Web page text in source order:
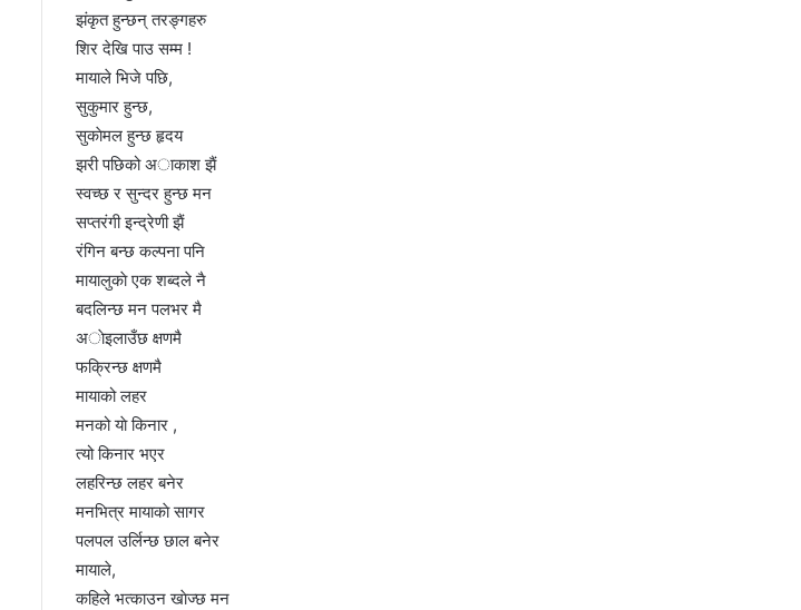
झंकृत हुन्छन् तरङ्गहरु
शिर देखि पाउ सम्म !
मायाले भिजे पछि,
सुकुमार हुन्छ,
सुकाेमल हुन्छ हृदय
झरी पछिको अाकाश झैं
स्वच्छ र सुन्दर हुन्छ मन
सप्तरंगी इन्द्रेणी झैं
रंगिन बन्छ कल्पना पनि
मायालुकाे एक शब्दले नै
बदलिन्छ मन पलभर मै
अाेइलाउँछ क्षणमै
फक्रिन्छ क्षणमै
मायाको लहर
मनको याे किनार ,
त्यो किनार भएर
लहरिन्छ लहर बनेर
मनभित्र मायाकाे सागर
पलपल उर्लिन्छ छाल बनेर
मायाले,
कहिले भत्काउन खाेज्छ मन